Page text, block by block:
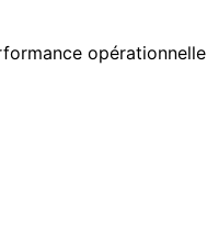
opérationnelle